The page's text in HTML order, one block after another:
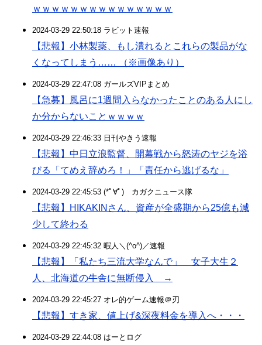
ｗｗｗｗｗｗｗｗｗｗｗｗｗｗｗ
2024-03-29 22:50:18 ラビット速報
【悲報】小林製薬、もし潰れるとこれらの製品がな
くなってしまう…… （※画像あり）
2024-03-29 22:47:08 ガールズVIPまとめ
【急募】風呂に1週間入らなかったことのある人にし
か分からないことｗｗｗｗ
2024-03-29 22:46:33 日刊やきう速報
【悲報】中日立浪監督、開幕戦から怒涛のヤジを浴
びる「てめえ辞めろ！」「責任から逃げるな」
2024-03-29 22:45:53 (*ﾟ∀ﾟ)ゞカガクニュース隊
【悲報】HIKAKINさん、資産が全盛期から25億も減
少して終わる
2024-03-29 22:45:32 暇人＼(^o^)／速報
【悲報】「私たち三流大学なんで」 女子大生２
人、北海道の牛舎に無断侵入 →
2024-03-29 22:45:27 オレ的ゲーム速報＠刃
【悲報】すき家、値上げ&深夜料金を導入へ・・・
2024-03-29 22:44:08 はーとログ